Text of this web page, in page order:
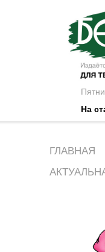
На
ГЛАВНАЯ